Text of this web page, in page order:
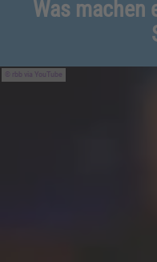
Was machen
rbb via YouTube